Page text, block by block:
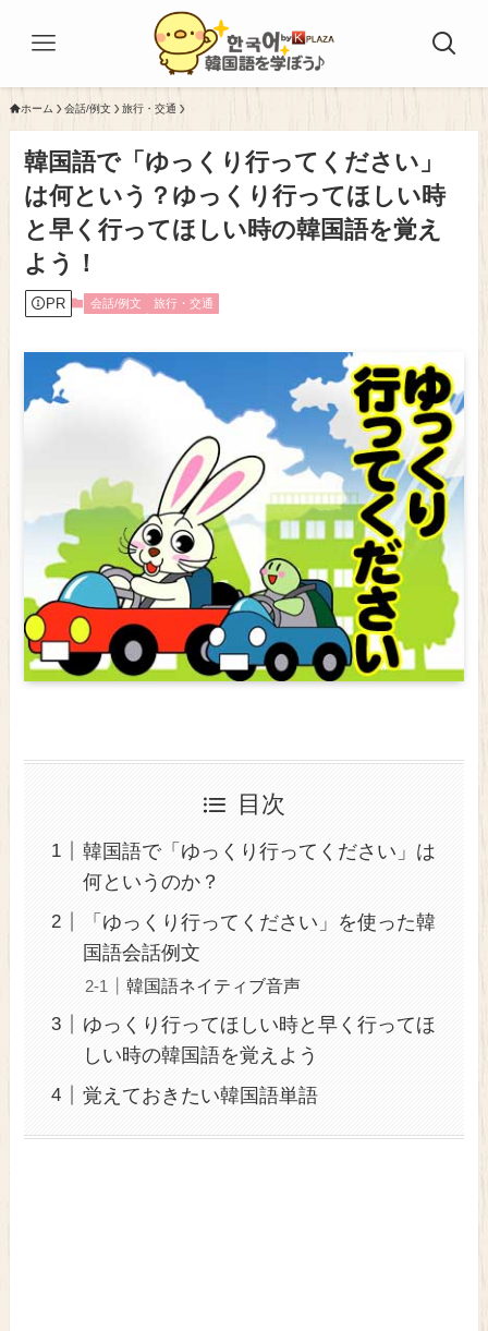
ホーム 会話/例文 旅行・交通
韓国語で「ゆっくり行ってください」
は何という？ゆっくり行ってほしい時
と早く行ってほしい時の韓国語を覚え
よう！
PR 会話/例文 旅行・交通
目次
韓国語で「ゆっくり行ってください」は
何というのか？
「ゆっくり行ってください」を使った韓
国語会話例文
韓国語ネイティブ音声
ゆっくり行ってほしい時と早く行ってほ
しい時の韓国語を覚えよう
覚えておきたい韓国語単語